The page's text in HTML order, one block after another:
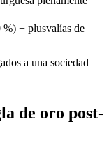
+ plusvalías de
a una sociedad
de oro post-